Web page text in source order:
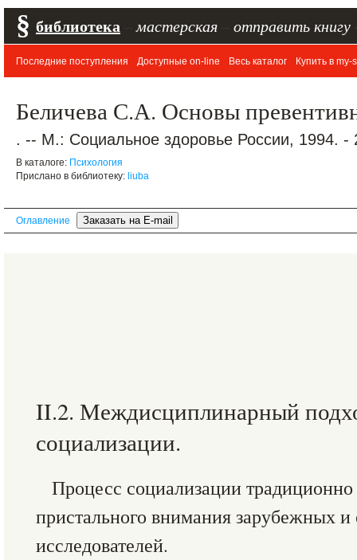
§ библиотека мастерская отправить книгу
Последние поступления Доступные on-line Весь каталог Купить в my-
Беличева С.А. Основы
. -- М.: Социальное здоровье России, 1994. -
В каталоге: Психология
Прислано в библиотеку: liuba
Оглавление
II.2. Междисциплинарный
социализации.
Процесс социализации традиционно
пристального внимания зарубежных и
исследователей.